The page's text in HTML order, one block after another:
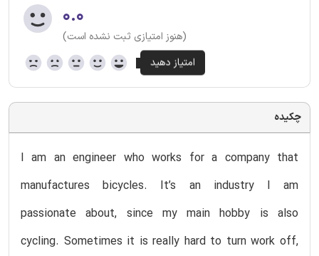
۰.۰
(هنوز امتیازی ثبت نشده است)
چکیده
I am an engineer who works for a company that
manufactures bicycles. It’s an industry I am
passionate about, since my main hobby is also
cycling. Sometimes it is really hard to turn work off,